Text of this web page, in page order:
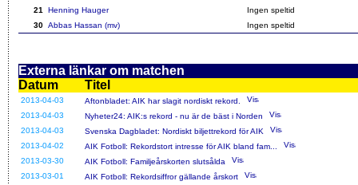
21
Henning Hauger
Ingen speltid
30 Abbas Hassan (mv) Ingen speltid
Externa länkar om matchen
Datum
Titel
2013-04-03
Aftonbladet: AIK har slagit nordiskt rekord.
2013-04-03
Nyheter24: AIK:s rekord - nu är de bäst i Norden
2013-04-03
Svenska Dagbladet: Nordiskt biljettrekord för AIK
2013-04-02
AIK Fotboll: Rekordstort intresse för AIK bland fam...
2013-03-30
AIK Fotboll: Familjeårskorten slutsålda
2013-03-01
AIK Fotboll: Rekordsiffror gällande årskort